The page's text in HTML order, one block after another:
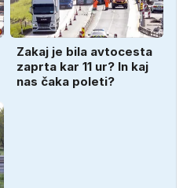
Zakaj je bila avtocesta
zaprta kar 11 ur? In kaj
nas čaka poleti?